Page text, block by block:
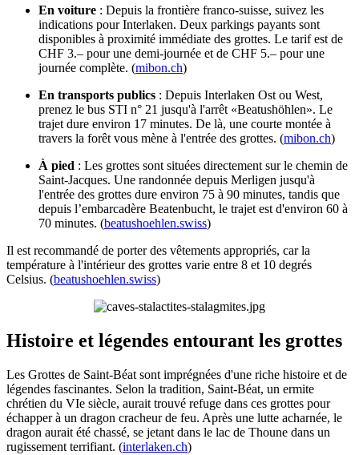
En voiture : Depuis la frontière franco-suisse, suivez les
indications pour Interlaken. Deux parkings payants sont
disponibles à proximité immédiate des grottes. Le tarif est de
CHF 3.– pour une demi-journée et de CHF 5.– pour une
journée complète. (mibon.ch)
En transports publics : Depuis Interlaken Ost ou West,
prenez le bus STI n° 21 jusqu'à l'arrêt «Beatushöhlen». Le
trajet dure environ 17 minutes. De là, une courte montée à
travers la forêt vous mène à l'entrée des grottes. (mibon.ch)
À pied : Les grottes sont situées directement sur le chemin de
Saint-Jacques. Une randonnée depuis Merligen jusqu'à
l'entrée des grottes dure environ 75 à 90 minutes, tandis que
depuis l’embarcadère Beatenbucht, le trajet est d'environ 60 à
70 minutes. (beatushoehlen.swiss)
Il est recommandé de porter des vêtements appropriés, car la
température à l'intérieur des grottes varie entre 8 et 10 degrés
Celsius. (beatushoehlen.swiss)
Histoire et légendes entourant les grottes
Les Grottes de Saint-Béat sont imprégnées d'une riche histoire et de
légendes fascinantes. Selon la tradition, Saint-Béat, un ermite
chrétien du VIe siècle, aurait trouvé refuge dans ces grottes pour
échapper à un dragon cracheur de feu. Après une lutte acharnée, le
dragon aurait été chassé, se jetant dans le lac de Thoune dans un
rugissement terrifiant. (interlaken.ch)